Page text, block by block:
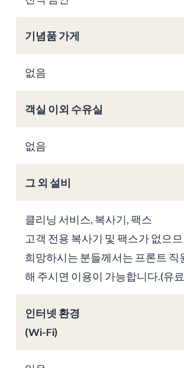
기념품 가게
없음
객실 이외 수유실
없음
그 외 설비
클리닝 서비스, 복사기, 팩스
고객 전용 복사기 및 팩스가 없으
희망하시는 분들께서는 프론트 직
해 주시면 이용이 가능합니다.(유
인터넷 환경
(Wi-Fi)